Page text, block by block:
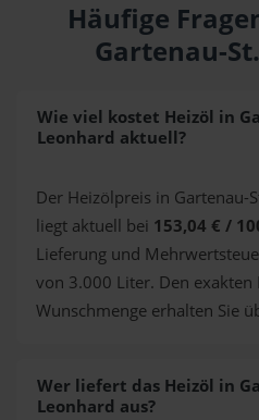
Häufige
Gartenau-
Wie viel kostet Heizöl in
Leonhard aktuell?
Der Heizölpreis in Gartenau-
liegt aktuell bei 153,04 € /
Lieferung und
von 3.000 Liter. Den exakten
Wunschmenge erhalten Sie
Wer liefert das Heizöl in
Leonhard aus?